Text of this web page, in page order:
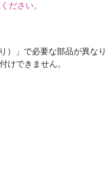
ださい。
）」で必要な部品が異な
けできません。